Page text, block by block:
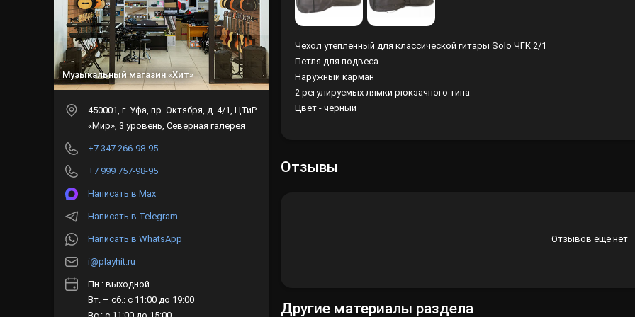
Чехол утепленный для классической гитары Solo ЧГК 2/1
Петля для подвеса
Наружный карман
2 регулируемых лямки рюкзачного типа
Цвет - черный
Отзывы
Отзывов ещё нет
Другие материалы раздела
Лампы
Светофильтры
Стробоскопы
Зенитные прожекторы
Музыкальный магазин «Хит»
450001 , г. Уфа пр. Октября, д. 4/1, ЦТиР
«Мир», 3 уровень, Северная галерея
+7 347 266-98-95
+7 999 757-98-95
Написать в Max
Написать в Telegram
Написать в WhatsApp
i@playhit.ru
Пн.: выходной
Вт. – сб.: с 11:00 до 19:00